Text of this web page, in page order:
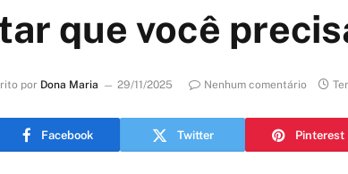
que você
por Dona Maria 29/11/2025 Nenhum comentário
Facebook Twitter Pinterest